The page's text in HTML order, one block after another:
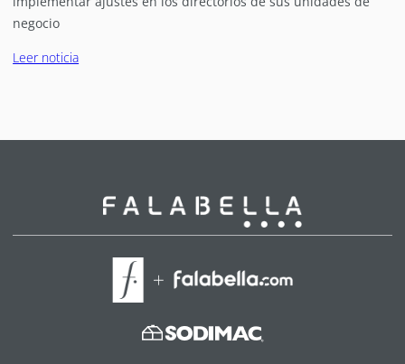
negocio
Leer noticia